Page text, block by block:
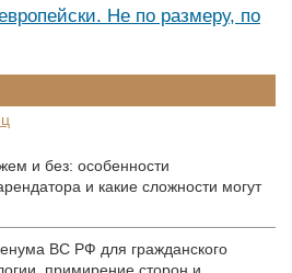
Не по размеру, по
и без: особенности
и какие сложности могут
ВС РФ для гражданского
примирение сторон и